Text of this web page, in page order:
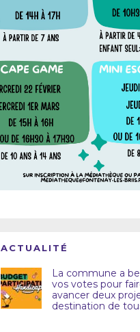
ACTUALITÉ
La commune a
vos votes pour
avancer deux
destination de